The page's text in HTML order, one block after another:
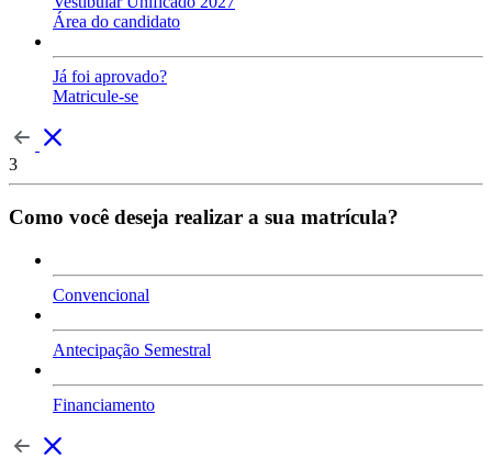
Área do candidato
Já foi aprovado?
Matricule-se
3
Como você deseja realizar a sua matrícula?
Convencional
Antecipação Semestral
Financiamento